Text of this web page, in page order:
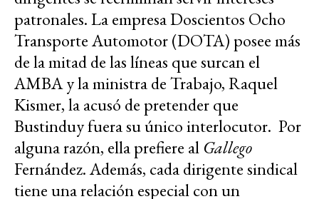
patronales. La empresa Doscientos Ocho
Transporte Automotor (DOTA) posee más
de la mitad de las líneas que surcan el
AMBA y la ministra de Trabajo, Raquel
Kismer, la acusó de pretender que
Bustinduy fuera su único interlocutor. Por
alguna razón, ella prefiere al Gallego
Fernández. Además, cada dirigente sindical
tiene una relación especial con un